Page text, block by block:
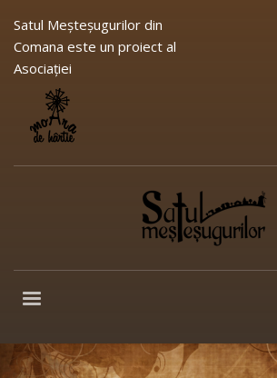
Satul Meşteşugurilor din
Comana este un proiect al
Asociației